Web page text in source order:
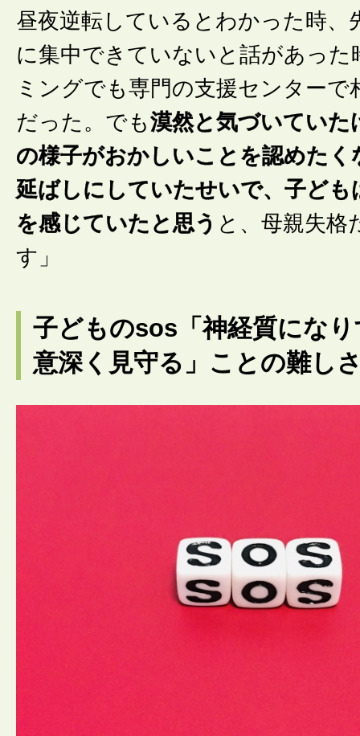
昼夜逆転しているとわかった時、
に集中できていないと話があった
ミングでも専門の支援センターで
だった。でも漠然と気づいていた
の様子がおかしいことを認めたく
延ばしにしていたせいで、子ども
を感じていたと思う と、母親失格
す」
子どものsos「神経質にな
意深く見守る」ことの難し